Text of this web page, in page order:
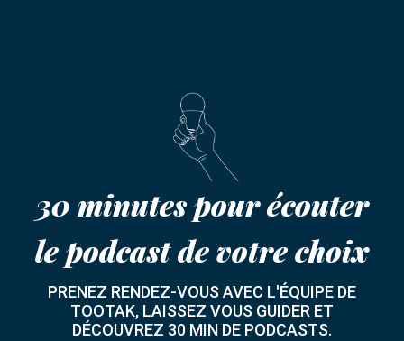
30 minutes pour écouter
le podcast de votre choix
PRENEZ RENDEZ-VOUS AVEC L'ÉQUIPE DE
TOOTAK, LAISSEZ VOUS GUIDER ET
DÉCOUVREZ 30 MIN DE PODCASTS.